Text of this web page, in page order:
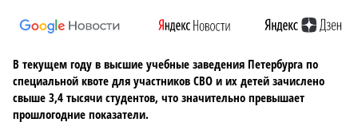
В текущем году в высшие учебные заведения Петербурга по
специальной квоте для участников СВО и их детей зачислено
свыше 3,4 тысячи студентов, что значительно превышает
прошлогодние показатели.